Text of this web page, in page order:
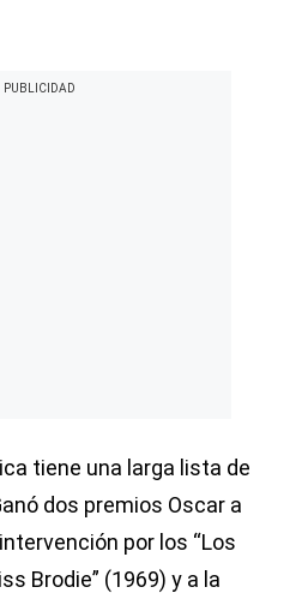
tiene una larga lista de
dos premios Oscar a
por los “Los
Brodie” (1969) y a la